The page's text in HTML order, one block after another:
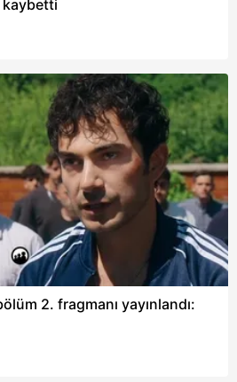
kaybetti
2. fragmanı yayınlandı: